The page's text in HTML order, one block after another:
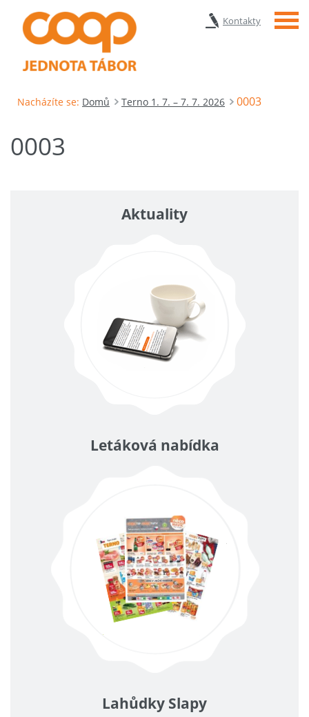
Kontakty Menu
Nacházíte se: Domů Terno 1. 7. – 7. 7. 2026 0003
0003
Aktuality
Letáková nabídka
Lahůdky Slapy